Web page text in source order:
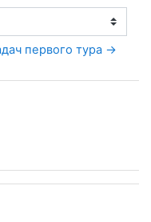
первого тура →